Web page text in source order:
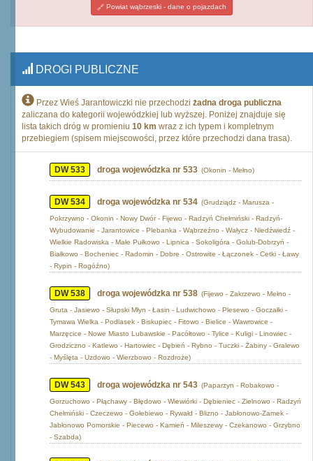
Powiat wąbrzeski - dane o pojazdach
DROGI PUBLICZNE
Przez Wieś Jarantowiczki nie przechodzi żadna droga publiczna
zaliczana do kategorii wojewódzkiej lub wyższej. Poniżej znajduje się
lista takich dróg w promieniu 10 km wraz z ich typem i kompletnym
przebiegiem (spisem miejscowości, przez które przechodzi dana trasa).
DW 533 droga wojewódzka nr 533 (Okonin - Mełno)
DW 534 droga wojewódzka nr 534 (Grudziądz - Marusza -
Pokrzywno - Okonin - Nowy Dwór - Fijewo - Radzyń Chełmiński - Radzyń-
Wybudowanie - Jarantowice - Plebanka - Wąbrzeźno - Wałycz - Niedźwiedź -
Wielkie Radowiska - Małe Pułkowo - Lipnica - Sokoligóra - Golub-Dobrzyń -
Białkowo - Bocheniec - Radomin - Dobre - Ostrowite - Łączonek - Cetki - Ławy
- Rypin - Rogóźno)
DW 538 droga wojewódzka nr 538 (Fijewo - Zakrzewo - Mełno -
Gruta - Jasiewo - Słupski Młyn - Łasin - Ludwichowo - Plesewo - Goczałki -
Tymawa Wielka - Podlasek - Biskupiec - Fitowo - Bielice - Wawrowice -
Marzęcice - Nowe Miasto Lubawskie - Pacółtowo - Tylice - Kuligi - Linowiec -
Grodziczno - Katlewo - Hartowiec - Dębień - Rybno - Tuczki - Żabiny - Gralewo
- Myślęta - Uzdowo - Wierzbowo - Rozdroże)
DW 543 droga wojewódzka nr 543 (Paparzyn - Robakowo -
Gorzuchowo - Płąchawy - Błędowo - Wiewiórki - Dębieniec - Zielnowo - Radzyń
Chełmiński - Czeczewo - Gołebiewo - Rywałd - Blizno - Jabłonowo-Zamek -
Jabłonowo Pomorskie - Piecewo - Kamień - Mileszewy - Czekanowo - Grzybno
- Szabda)